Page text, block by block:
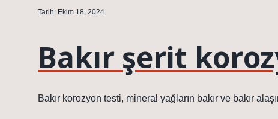
Tarih: Ekim 18, 2024
Bakır şerit
Bakır korozyon testi, mineral yağların bakır ve bakır